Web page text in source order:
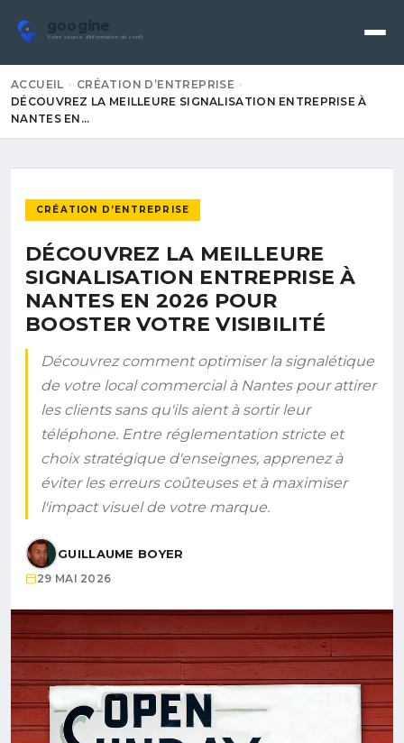
googine
Votre source d'information de confiance
ACCUEIL
CRÉATION D’ENTREPRISE
DÉCOUVREZ LA MEILLEURE SIGNALISATION ENTREPRISE À
NANTES EN…
CRÉATION D’ENTREPRISE
DÉCOUVREZ LA MEILLEURE
SIGNALISATION ENTREPRISE À
NANTES EN 2026 POUR
BOOSTER VOTRE VISIBILITÉ
Découvrez comment optimiser la signalétique
de votre local commercial à Nantes pour attirer
les clients sans qu'ils aient à sortir leur
téléphone. Entre réglementation stricte et
choix stratégique d'enseignes, apprenez à
éviter les erreurs coûteuses et à maximiser
l'impact visuel de votre marque.
GUILLAUME BOYER
29 MAI 2026